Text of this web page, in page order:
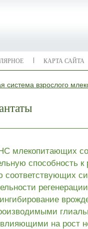
КАРТА САЙТА
система взрослого
млекопитающих
способность к
на рост